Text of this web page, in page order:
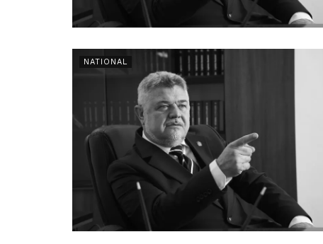
NATIONAL